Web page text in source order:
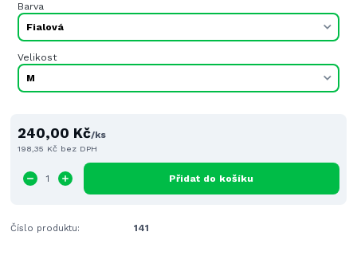
Barva
Velikost
240,00 Kč/ks
198,35 Kč bez DPH
Přidat do košíku
Číslo produktu: 141